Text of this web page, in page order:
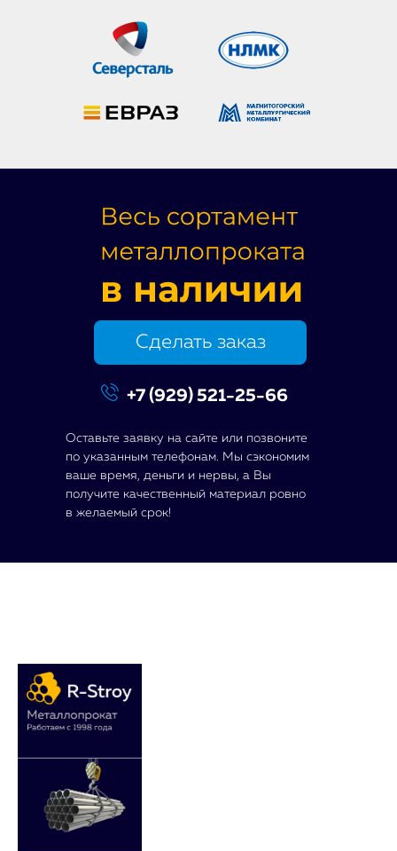
Оставьте заявку на сайте или позвоните
по указанным телефонам. Мы сэкономим
ваше время, деньги и нервы, а Вы
получите качественный материал ровно
в желаемый срок!
Сделать заказ
+7 (929) 521-25-66